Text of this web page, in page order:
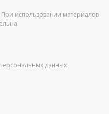
При использовании материалов
данных